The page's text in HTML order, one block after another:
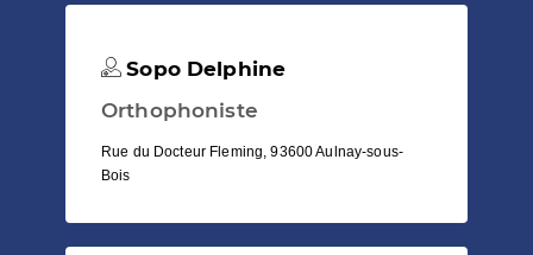
Sopo Delphine
Orthophoniste
Rue du Docteur Fleming, 93600 Aulnay-sous-
Bois